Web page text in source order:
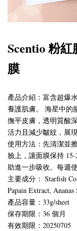
Scentio 粉
膜
產品介紹：富含超爆
養護肌膚。 海星中的
撫平皮膚，透明質酸
活力且減少皺紋，展
使用方法 ： 先清潔並
臉上，讓面膜保持
助進一步吸收。每週
主要成分 ： Starfish
Papain Extract,
產品容量 ： 33g/sheet
保存期限 ： 36 個月
有效期限：20250705